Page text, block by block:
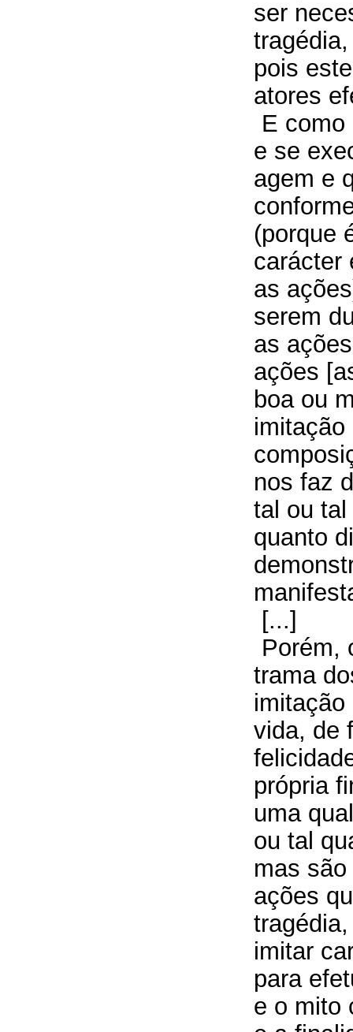
ser
pois
atores
E como
e se
agem e
(porque
carácter
as
serem
as
ações
boa ou
nos faz
tal ou tal
quanto
[...]
Porém,
trama
vida, de
própria
uma
ou tal
mas
ações
imitar
para
e o mito